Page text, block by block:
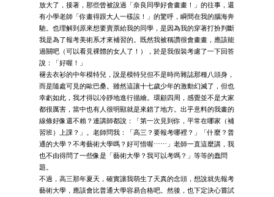
放大了，接著，那些曾被說過「奈良同學好會畫畫！」的往事，還
有小學老師「你畫得跟大人一樣誒！」的驚呼，瞬間在我的腦海奔
馳。也理解到原來想要賣票給我的同學，是因為我的穿著打扮判斷
我是為了報考美術系才來補習的。既然我被稱讚很會畫畫，應該能
過關吧（可以看見裸體的女人了！），於是我假裝考慮了一下回答
說：「好喔！」
褪去衣衫的中年模特兒，說是模特兒但不是時尚雜誌那種八頭身，
而是隨處可見的歐巴桑。雖然這讓十七歲少年的激動幻滅了，但也
幸虧如此，我才得以冷靜地進行描繪。環顧四周，感覺並不是大家
都很厲害，當中也有人很明顯就是來錯了地方。出乎意料的我畫的
線條好像還不賴？連講師都說：「第一次見到你，平常在哪家（補
習班）上課？」。老師問我：「高三？要報考哪裡？」「什麼？普
通的大學？不考藝術大學嗎？好可惜喔⋯⋯」老師一直這麼講，我
也不由得問了一些像是「藝術大學？我可以考嗎？」等等的蠢問
題。
不過，高三那年夏天，確實讓我萌生了天真的念頭，想說就先報考
藝術大學，應該會比普通大學容易合格吧。然後，也下定決心嘗試